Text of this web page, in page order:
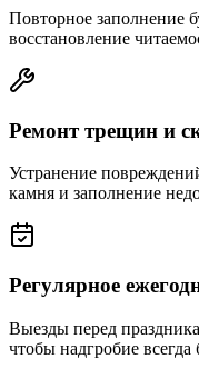
Повторное заполнение
восстановление
Ремонт трещин и
Устранение
камня и заполнение
Регулярное
Выезды перед
чтобы надгробие